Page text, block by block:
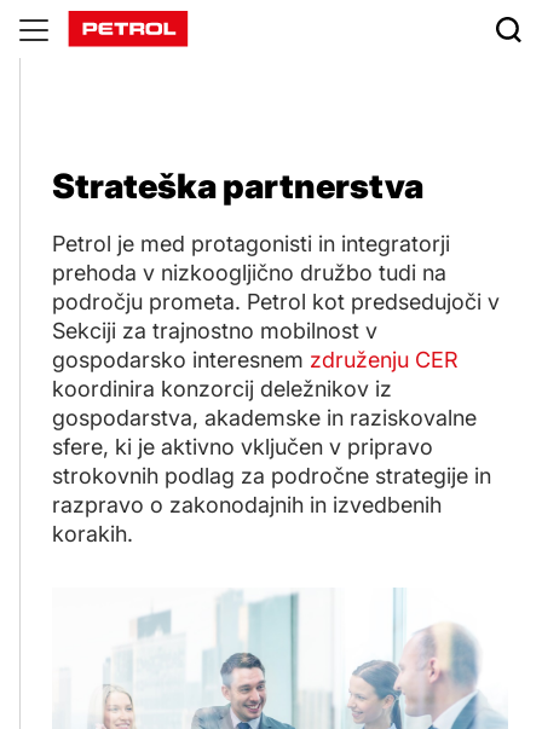
Strateška
Strateška partnerstva
Petrol je med protagonisti in integratorji
prehoda v nizkoogljično družbo tudi na
področju prometa. Petrol kot predsedujoči v
Sekciji za trajnostno mobilnost v
gospodarsko interesnem združenju CER
koordinira konzorcij deležnikov iz
gospodarstva, akademske in raziskovalne
sfere, ki je aktivno vključen v pripravo
strokovnih podlag za področne strategije in
razpravo o zakonodajnih in izvedbenih
korakih.